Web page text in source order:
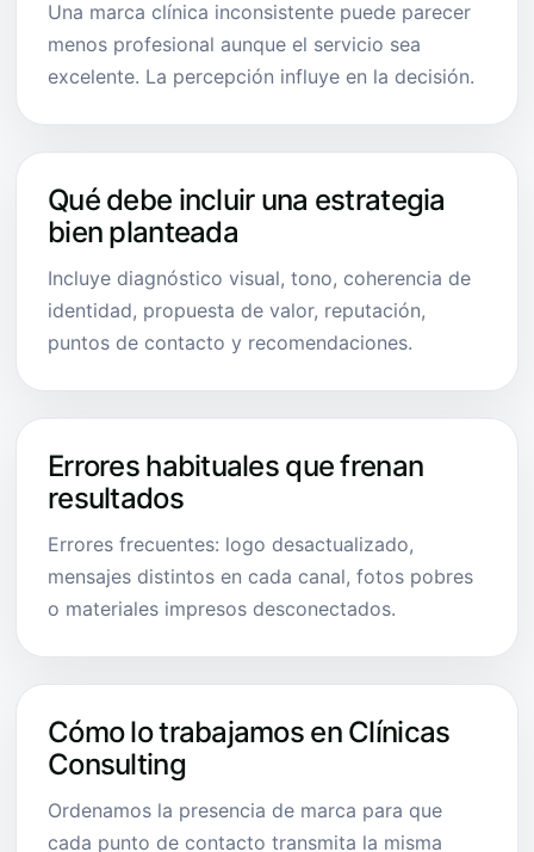
Una marca clínica inconsistente puede parecer
menos profesional aunque el servicio sea
excelente. La percepción influye en la decisión.
Qué debe incluir una estrategia
bien planteada
Incluye diagnóstico visual, tono, coherencia de
identidad, propuesta de valor, reputación,
puntos de contacto y recomendaciones.
Errores habituales que frenan
resultados
Errores frecuentes: logo desactualizado,
mensajes distintos en cada canal, fotos pobres
o materiales impresos desconectados.
Cómo lo trabajamos en Clínicas
Consulting
Ordenamos la presencia de marca para que
cada punto de contacto transmita la misma